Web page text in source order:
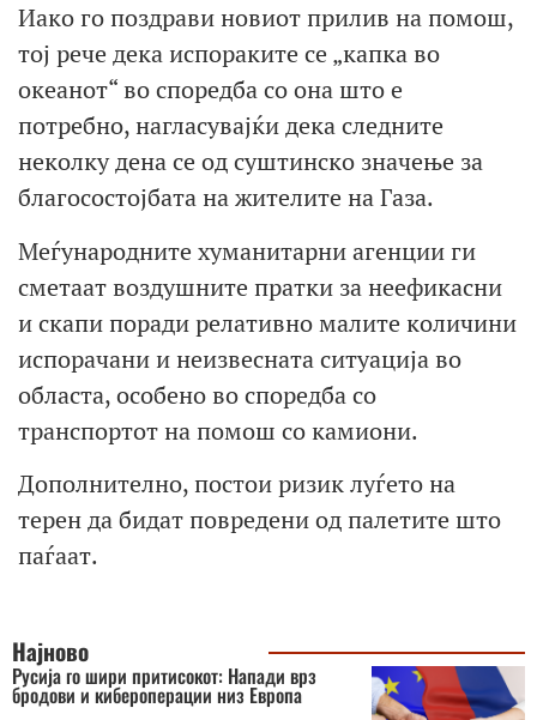
Иако го поздрави новиот прилив на помош,
тој рече дека испораките се „капка во
океанот“ во споредба со она што е
потребно, нагласувајќи дека следните
неколку дена се од суштинско значење за
благосостојбата на жителите на Газа.
Меѓународните хуманитарни агенции ги
сметаат воздушните пратки за неефикасни
и скапи поради релативно малите количини
испорачани и неизвесната ситуација во
областа, особено во споредба со
транспортот на помош со камиони.
Дополнително, постои ризик луѓето на
терен да бидат повредени од палетите што
паѓаат.
Најново
Русија го шири притисокот: Напади врз
бродови и кибероперации низ Европа